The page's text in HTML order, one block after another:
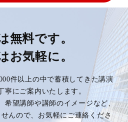
無料です。
お気軽に。
件以上の中で蓄積してきた講演
寧にご案内いたします。
希望講師や講師のイメージなど、
んので、お気軽にご連絡くださ